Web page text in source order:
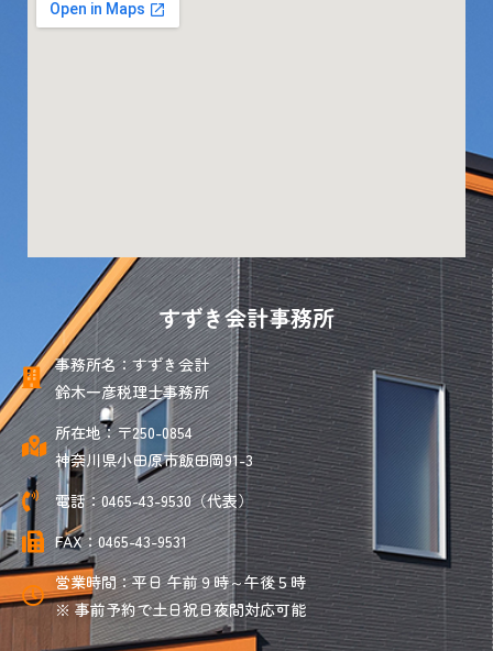
すずき会計事務所
事務所名：すずき会計
鈴木一彦税理士事務所
所在地：〒250-0854
神奈川県小田原市飯田岡91-3
電話：0465-43-9530（代表）
FAX：0465-43-9531
営業時間：平日 午前９時～午後５時
※ 事前予約で土日祝日夜間対応可能